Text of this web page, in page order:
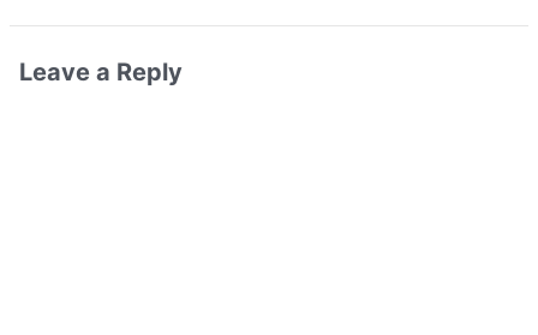
Leave a Reply